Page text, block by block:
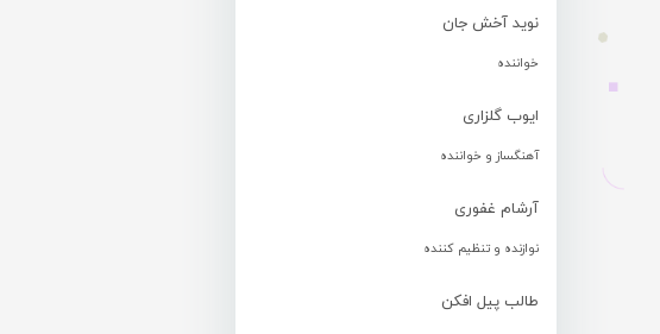
نوید آخش جان
خواننده
ایوب گلزاری
آهنگساز و خواننده
آرشام غفوری
نوازنده و تنظیم کننده
طالب پیل افکن